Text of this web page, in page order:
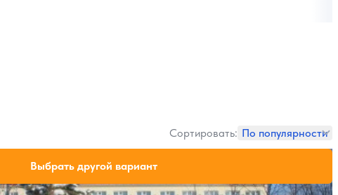
Сортировать: По популярности
или свободных мест на выбранные даты
Выбрать другой вариант